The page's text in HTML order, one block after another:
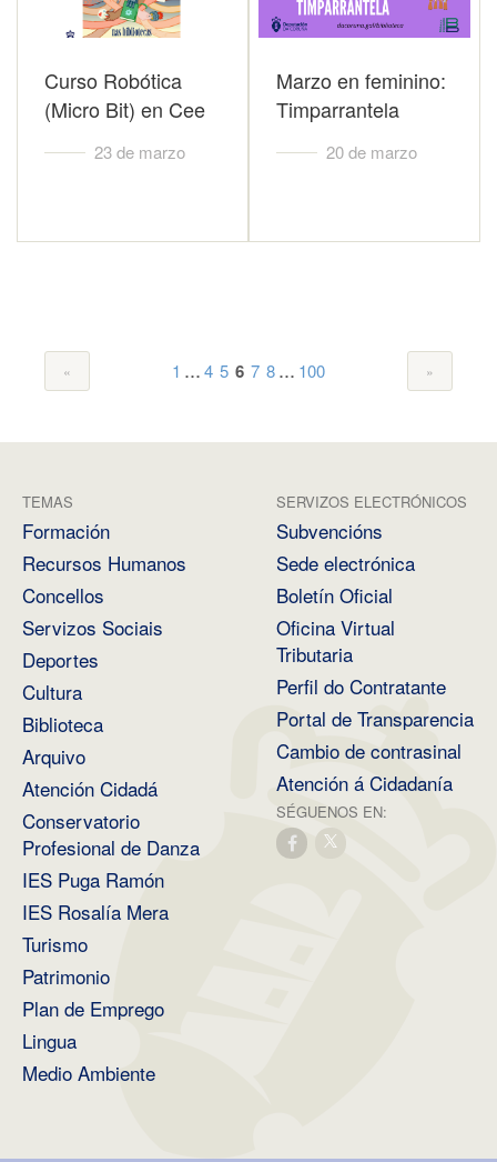
Curso Robótica
(Micro Bit) en Cee
23 de marzo
Marzo en feminino:
Timparrantela
20 de marzo
1 ...4 5 6 7 8... 100
TEMAS
Formación
Recursos Humanos
Concellos
Servizos Sociais
Deportes
Cultura
Biblioteca
Arquivo
Atención Cidadá
Conservatorio
Profesional de Danza
IES Puga Ramón
IES Rosalía Mera
Turismo
Patrimonio
Plan de Emprego
Lingua
Medio Ambiente
SERVIZOS ELECTRÓNICOS
Subvencións
Sede electrónica
Boletín Oficial
Oficina Virtual
Tributaria
Perfil do Contratante
Portal de Transparencia
Cambio de contrasinal
Atención á Cidadanía
SÉGUENOS EN: